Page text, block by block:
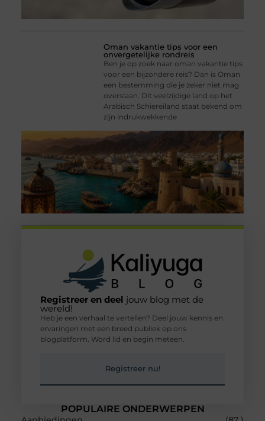
Oman vakantie tips voor een
onvergetelijke rondreis
Ben je op zoek naar oman vakantie tips
voor een bijzondere reis? Dan is Oman
een bestemming die je zeker niet mag
overslaan. Dit veelzijdige land op het
Arabisch Schiereiland staat bekend om
zijn indrukwekkende
POPULAIRE ONDERWERPEN
Registreer en deel jouw blog met de
wereld!
Heb je een verhaal te vertellen? Deel jouw kennis en
ervaringen met een breed publiek op ons
blogplatform. Word lid en begin meteen.
Registreer nu!